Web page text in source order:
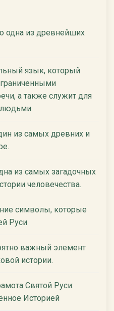
одна из древнейших
язык, который
а также служит для
из самых древних и
из самых загадочных
человечества.
символы, которые
Руси
важный элемент
истории.
Святой Руси:
Историей